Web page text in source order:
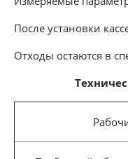
После установки
Отходы остаются в